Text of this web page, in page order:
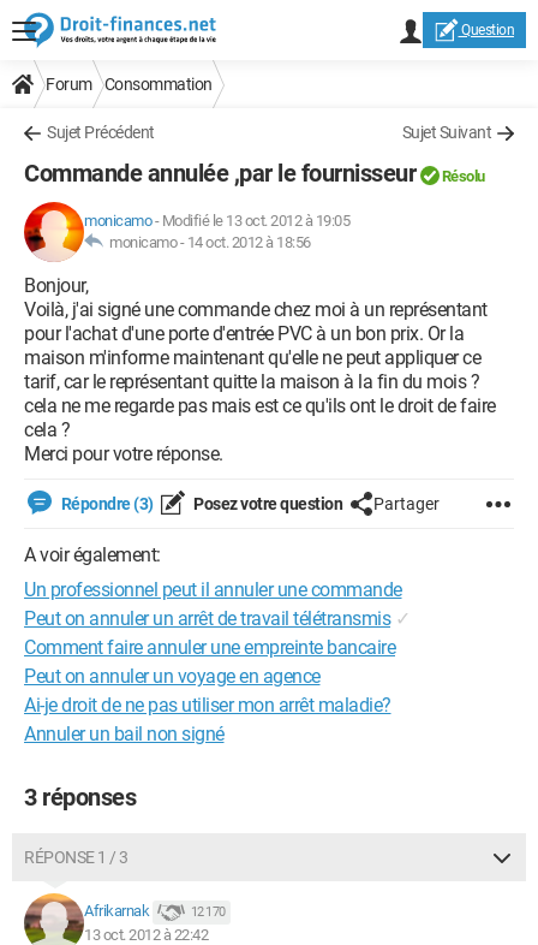
Question
Forum Consommation
Sujet Précédent Sujet Suivant
Commande annulée ,par le fournisseur Résolu
monicamo- Modifié le 13 oct. 2012 à 19:05
monicamo - 14 oct. 2012 à 18:56
Bonjour,
Voilà, j'ai signé une commande chez moi à un représentant
pour l'achat d'une porte d'entrée PVC à un bon prix. Or la
maison m'informe maintenant qu'elle ne peut appliquer ce
tarif, car le représentant quitte la maison à la fin du mois ?
cela ne me regarde pas mais est ce qu'ils ont le droit de faire
cela ?
Merci pour votre réponse.
Répondre (3) Posez votre question Partager
A voir également:
Un professionnel peut il annuler une commande
Peut on annuler un arrêt de travail télétransmis ✓
Comment faire annuler une empreinte bancaire
Peut on annuler un voyage en agence
Ai-je droit de ne pas utiliser mon arrêt maladie?
Annuler un bail non signé
3 réponses
RÉPONSE 1 / 3
Afrikarnak 12 170
13 oct. 2012 à 22:42